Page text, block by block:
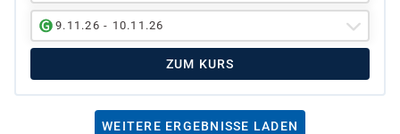
9.11.26 - 10.11.26
ZUM KURS
WEITERE ERGEBNISSE LADEN